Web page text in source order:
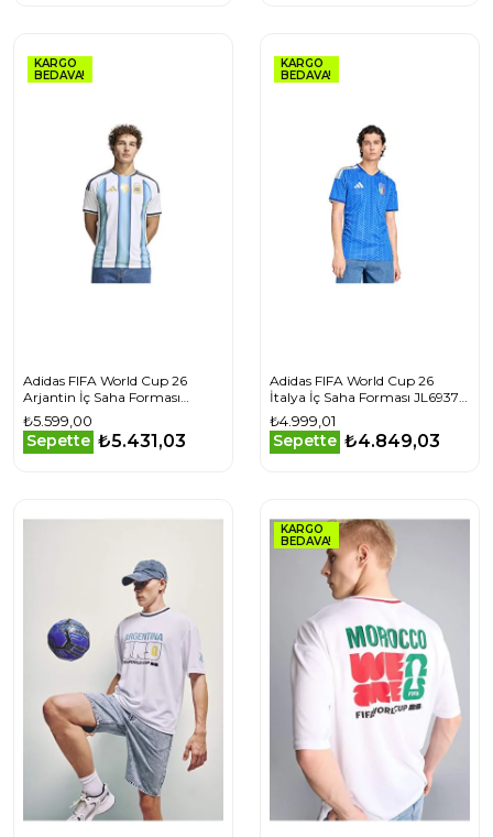
KARGO
BEDAVA!
Adidas FIFA World Cup 26
Arjantin İç Saha Forması
JM8396 Beyaz
₺5.599,00
Sepette ₺5.431,03
KARGO
BEDAVA!
Adidas FIFA World Cup 26
İtalya İç Saha Forması JL6937
Mavi
₺4.999,01
Sepette ₺4.849,03
KARGO
BEDAVA!